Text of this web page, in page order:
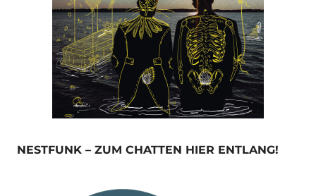
NESTFUNK – ZUM CHATTEN HIER ENTLANG!